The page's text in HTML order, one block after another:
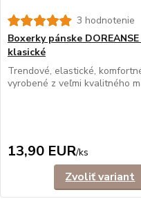
3 hodnotenie
Boxerky pánske
klasické
Trendové, elastické,
vyrobené z veľmi kvalitného
13,90 EUR/ks
Zvoliť variant